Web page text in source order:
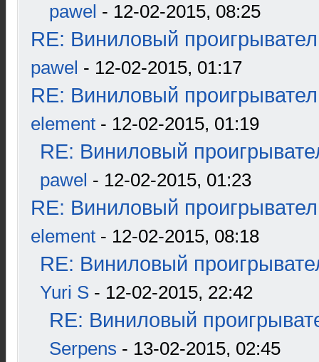
pawel - 12-02-2015, 08:25
RE: Виниловый
pawel - 12-02-2015, 01:17
RE: Виниловый
element - 12-02-2015, 01:19
RE: Виниловый
pawel - 12-02-2015, 01:23
RE: Виниловый
element - 12-02-2015, 08:18
RE: Виниловый
Yuri S - 12-02-2015, 22:42
RE: Виниловый
Serpens - 13-02-2015, 02:45